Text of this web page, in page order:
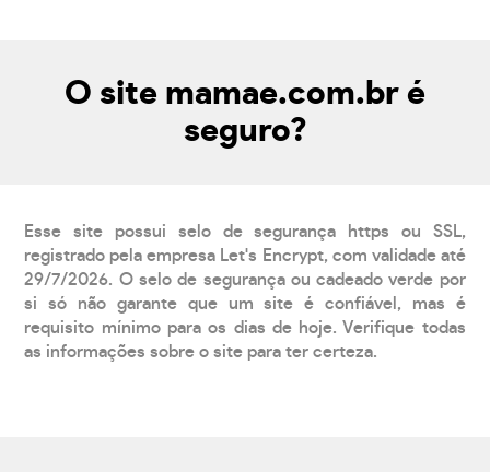
O site mamae.com.br é
seguro?
Esse site possui selo de segurança https ou SSL,
registrado pela empresa Let's Encrypt, com validade até
29/7/2026. O selo de segurança ou cadeado verde por
si só não garante que um site é confiável, mas é
requisito mínimo para os dias de hoje. Verifique todas
as informações sobre o site para ter certeza.